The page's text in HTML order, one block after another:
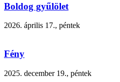
Boldog gyűlölet
2026. április 17., péntek
Fény
2025. december 19., péntek